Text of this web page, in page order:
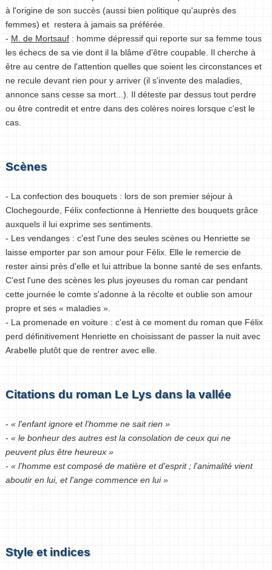
à l'origine de son succès (aussi bien politique qu'auprès des
femmes) et restera à jamais sa préférée.
- M. de Mortsauf : homme dépressif qui reporte sur sa femme tous
les échecs de sa vie dont il la blâme d'être coupable. Il cherche à
être au centre de l'attention quelles que soient les circonstances et
ne recule devant rien pour y arriver (il s'invente des maladies,
annonce sans cesse sa mort...). Il déteste par dessus tout perdre
ou être contredit et entre dans des colères noires lorsque c'est le
cas.
Scènes
- La confection des bouquets : lors de son premier séjour à
Clochegourde, Félix confectionne à Henriette des bouquets grâce
auxquels il lui exprime ses sentiments.
- Les vendanges : c'est l'une des seules scènes ou Henriette se
laisse emporter par son amour pour Félix. Elle le remercie de
rester ainsi près d'elle et lui attribue la bonne santé de ses enfants.
C'est l'une des scènes les plus joyeuses du roman car pendant
cette journée le comte s'adonne à la récolte et oublie son amour
propre et ses « maladies ».
- La promenade en voiture : c'est à ce moment du roman que Félix
perd définitivement Henriette en choisissant de passer la nuit avec
Arabelle plutôt que de rentrer avec elle.
Citations du roman Le Lys dans la vallée
- « l'enfant ignore et l'homme ne sait rien »
- « le bonheur des autres est la consolation de ceux qui ne
peuvent plus être heureux »
- « l'homme est composé de matière et d'esprit ; l'animalité vient
aboutir en lui, et l'ange commence en lui »
Style et indices